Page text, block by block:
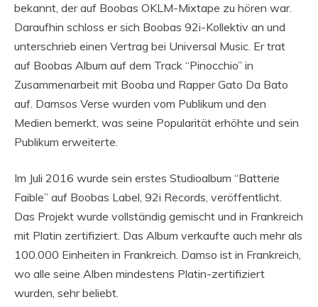
bekannt, der auf Boobas OKLM-Mixtape zu hören war.
Daraufhin schloss er sich Boobas 92i-Kollektiv an und
unterschrieb einen Vertrag bei Universal Music. Er trat
auf Boobas Album auf dem Track “Pinocchio” in
Zusammenarbeit mit Booba und Rapper Gato Da Bato
auf. Damsos Verse wurden vom Publikum und den
Medien bemerkt, was seine Popularität erhöhte und sein
Publikum erweiterte.
Im Juli 2016 wurde sein erstes Studioalbum “Batterie
Faible” auf Boobas Label, 92i Records, veröffentlicht.
Das Projekt wurde vollständig gemischt und in Frankreich
mit Platin zertifiziert. Das Album verkaufte auch mehr als
100.000 Einheiten in Frankreich. Damso ist in Frankreich,
wo alle seine Alben mindestens Platin-zertifiziert
wurden, sehr beliebt.